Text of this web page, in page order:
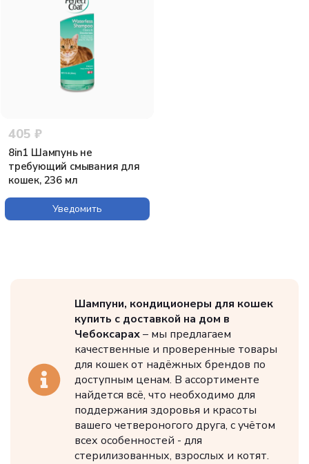
405 ₽
8in1 Шампунь не
требующий смывания для
кошек, 236 мл
Уведомить
Шампуни, кондиционеры для кошек
купить с доставкой на дом в
Чебоксарах– мы предлагаем
качественные и проверенные товары
для кошек от надёжных брендов по
доступным ценам. В ассортименте
найдется всё, что необходимо для
поддержания здоровья и красоты
вашего четвероногого друга, с учётом
всех особенностей - для
стерилизованных, взрослых и котят.